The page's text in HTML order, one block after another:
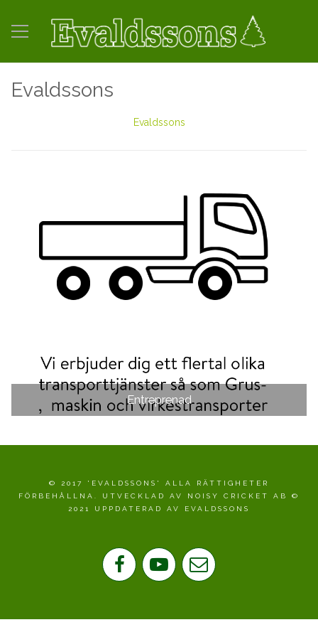
Evaldssons
Evaldssons
Entreprenad
© 2017 'EVALDSSONS' ALLA RÄTTIGHETER
FÖRBEHÅLLNA. UTVECKLAD AV NOISY CRICKET AB ©
2021 UPPDATERAD AV EVALDSSONS